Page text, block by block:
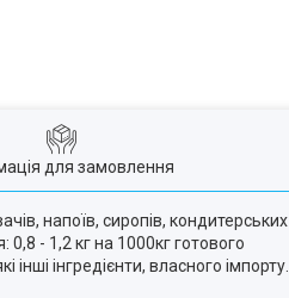
для замовлення
напоїв, сиропів, кондитерських
- 1,2 кг на 1000кг готового
інші інгредієнти, власного імпорту.